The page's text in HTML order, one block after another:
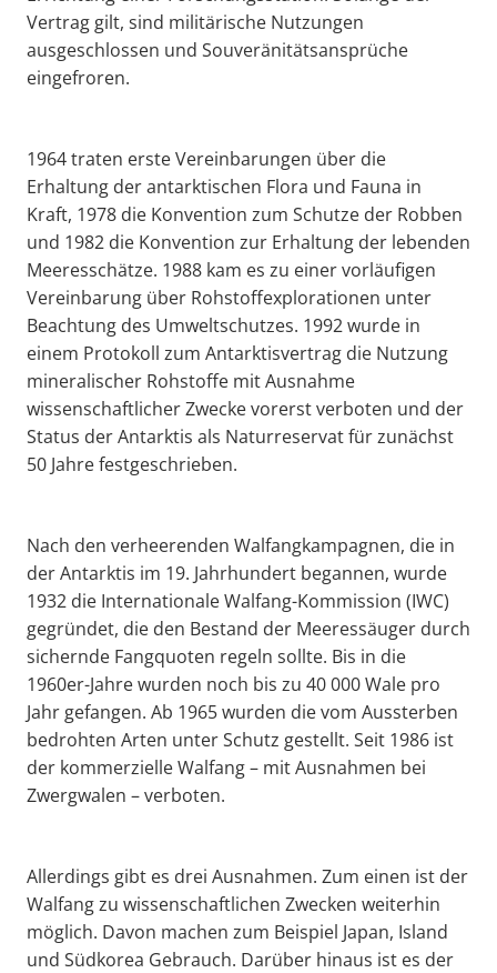
Vertrag gilt, sind militärische Nutzungen
ausgeschlossen und Souveränitätsansprüche
eingefroren.
1964 traten erste Vereinbarungen über die
Erhaltung der antarktischen Flora und Fauna in
Kraft, 1978 die Konvention zum Schutze der Robben
und 1982 die Konvention zur Erhaltung der lebenden
Meeresschätze. 1988 kam es zu einer vorläufigen
Vereinbarung über Rohstoffexplorationen unter
Beachtung des Umweltschutzes. 1992 wurde in
einem Protokoll zum Antarktisvertrag die Nutzung
mineralischer Rohstoffe mit Ausnahme
wissenschaftlicher Zwecke vorerst verboten und der
Status der Antarktis als Naturreservat für zunächst
50 Jahre festgeschrieben.
Nach den verheerenden Walfangkampagnen, die in
der Antarktis im 19. Jahrhundert begannen, wurde
1932 die Internationale Walfang-Kommission (IWC)
gegründet, die den Bestand der Meeressäuger durch
sichernde Fangquoten regeln sollte. Bis in die
1960er-Jahre wurden noch bis zu 40 000 Wale pro
Jahr gefangen. Ab 1965 wurden die vom Aussterben
bedrohten Arten unter Schutz gestellt. Seit 1986 ist
der kommerzielle Walfang – mit Ausnahmen bei
Zwergwalen – verboten.
Allerdings gibt es drei Ausnahmen. Zum einen ist der
Walfang zu wissenschaftlichen Zwecken weiterhin
möglich. Davon machen zum Beispiel Japan, Island
und Südkorea Gebrauch. Darüber hinaus ist es der